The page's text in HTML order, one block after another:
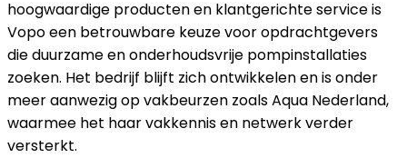
hoogwaardige producten en klantgerichte service is
Vopo een betrouwbare keuze voor opdrachtgevers
die duurzame en onderhoudsvrije pompinstallaties
zoeken. Het bedrijf blijft zich ontwikkelen en is onder
meer aanwezig op vakbeurzen zoals Aqua Nederland,
waarmee het haar vakkennis en netwerk verder
versterkt.